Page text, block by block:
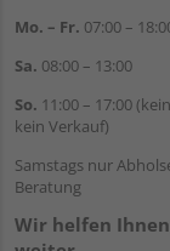
Mo. – Fr. 07:00 –
Sa. 08:00 – 13:00
So. 11:00 – 17:00
kein Verkauf)
Samstags nur
Beratung
Wir helfen